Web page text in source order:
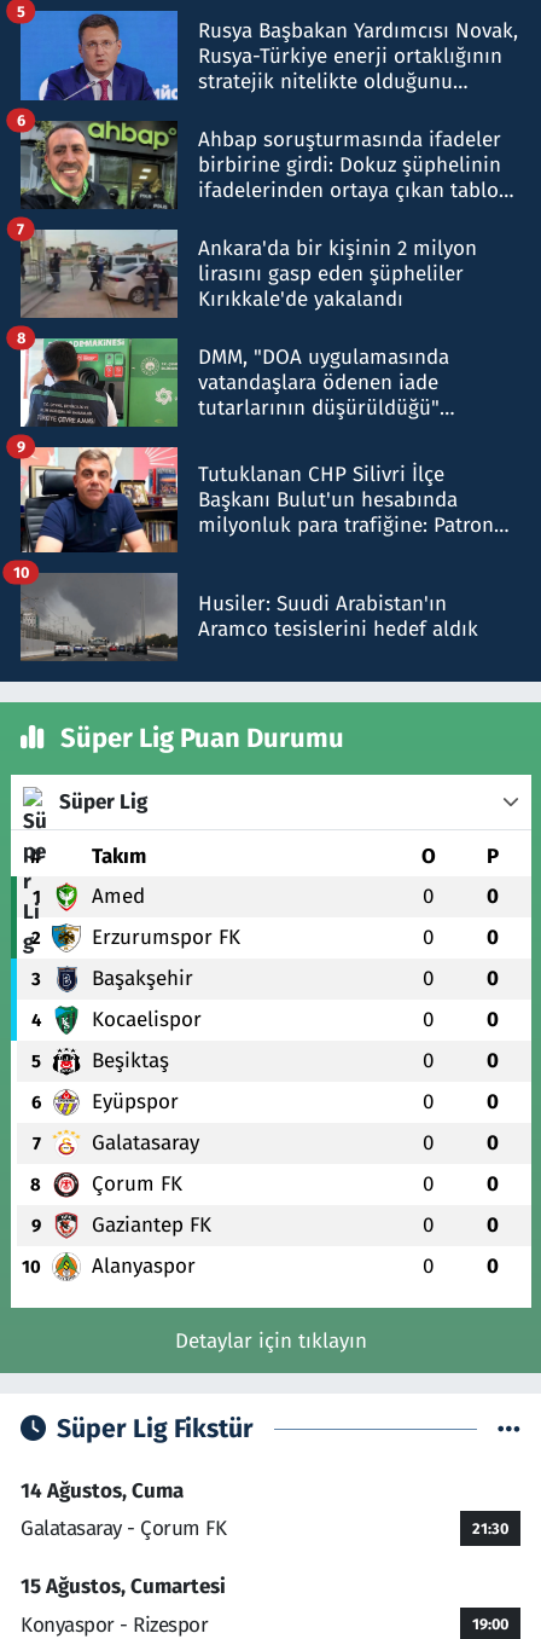
Rusya Başbakan Yardımcısı Novak,
Rusya-Türkiye enerji ortaklığının
stratejik nitelikte olduğunu
5
Ahbap soruşturmasında ifadeler
birbirine girdi: Dokuz şüphelinin
ifadelerinden ortaya çıkan tablo
6
Ankara'da bir kişinin 2 milyon
lirasını gasp eden şüpheliler
Kırıkkale'de yakalandı
7
DMM, "DOA uygulamasında
vatandaşlara ödenen iade
tutarlarının düşürüldüğü"
8
Tutuklanan CHP Silivri İlçe
Başkanı Bulut'un hesabında
milyonluk para trafiğine: Patron
9
Husiler: Suudi Arabistan'ın
Aramco tesislerini hedef aldık
10
Süper Lig Puan Durumu
Süper Lig
# Takım O P
1 Amed 0 0
2 Erzurumspor FK 0 0
3 Başakşehir 0 0
4 Kocaelispor 0 0
5 Beşiktaş 0 0
6 Eyüpspor 0 0
7 Galatasaray 0 0
8 Çorum FK 0 0
9 Gaziantep FK 0 0
10 Alanyaspor 0 0
Detaylar için tıklayın
Süper Lig Fikstür
14 Ağustos, Cuma
Galatasaray - Çorum FK
21:30
15 Ağustos, Cumartesi
Konyaspor - Rizespor
19:00